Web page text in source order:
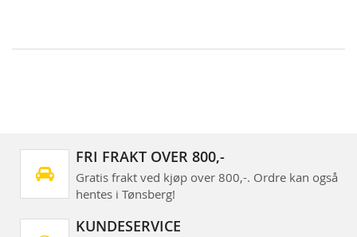
FRI FRAKT OVER 800,-
Gratis frakt ved kjøp over 800,-. Ordre kan også
hentes i Tønsberg!
KUNDESERVICE